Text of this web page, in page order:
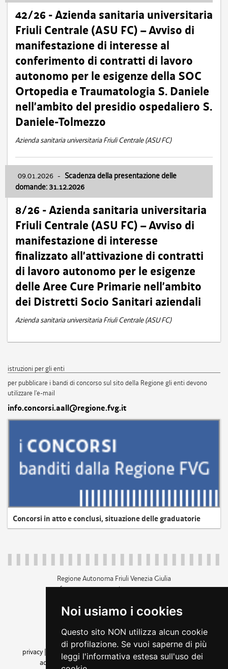
Noi usiamo i cookies
Questo sito NON utilizza alcun cookie
di profilazione. Se vuoi saperne di più
leggi l'informativa estesa sull'uso dei
42/26 - Azienda sanitaria universitaria
Friuli Centrale (ASU FC) – Avviso di
manifestazione di interesse al
conferimento di contratti di lavoro
autonomo per le esigenze della SOC
Ortopedia e Traumatologia S. Daniele
nell’ambito del presidio ospedaliero S.
Daniele-Tolmezzo
Azienda sanitaria universitaria Friuli Centrale (ASU FC)
09.01.2026 - Scadenza della presentazione delle
domande: 31.12.2026
8/26 - Azienda sanitaria universitaria
Friuli Centrale (ASU FC) – Avviso di
manifestazione di interesse
finalizzato all’attivazione di contratti
di lavoro autonomo per le esigenze
delle Aree Cure Primarie nell’ambito
dei Distretti Socio Sanitari aziendali
Azienda sanitaria universitaria Friuli Centrale (ASU FC)
istruzioni per gli enti
per pubblicare i bandi di concorso sul sito della Regione gli enti devono
utilizzare l'e-mail
info.concorsi.aall@regione.fvg.it
Concorsi in atto e conclusi, situazione delle graduatorie
Regione Autonoma Friuli Venezia Giulia
c.f. 80014930327; p.iva 00526040324
+39 040 3771111
amministrazione trasparente
privacy
cookie |note legali accessibilità
dichiarazione di
accessibilità| feedback cambio preferenze cookie